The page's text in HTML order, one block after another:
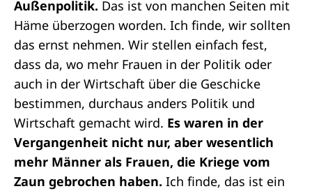
Außenpolitik. Das ist von manchen Seiten mit
Häme überzogen worden. Ich finde, wir sollten
das ernst nehmen. Wir stellen einfach fest,
dass da, wo mehr Frauen in der Politik oder
auch in der Wirtschaft über die Geschicke
bestimmen, durchaus anders Politik und
Wirtschaft gemacht wird. Es waren in der
Vergangenheit nicht nur, aber wesentlich
mehr Männer als Frauen, die Kriege vom
Zaun gebrochen haben. Ich finde, das ist ein